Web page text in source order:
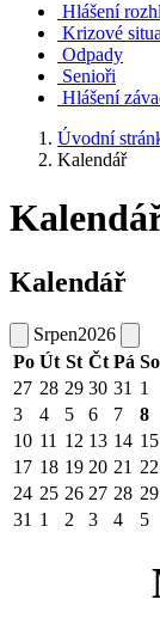
Hlášení
Krizové
Odpady
Senioři
Hlášení
Úvodní
Kalendář
Kalendář
Srpen2026
Po Út St Čt Pá So
27 28 29 30 31 1
3
4 5 6 7 8
10 11 12 13 14 15
17 18 19 20 21 22
24 25 26 27 28 29
31 1 2 3 4 5